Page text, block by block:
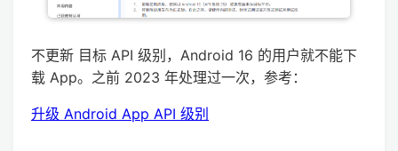
不更新 目标 API 级别，Android 16 的用户就不能下
载 App。之前 2023 年处理过一次，参考：
升级 Android App API 级别